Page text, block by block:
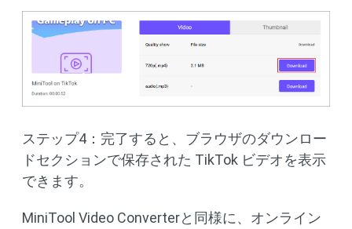
ステップ4：完了すると、ブラウザのダウンロー
ドセクションで保存された TikTok ビデオを表示
できます。
MiniTool Video Converterと同様に、オンライン